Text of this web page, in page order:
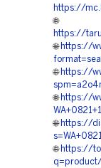
https://
🌐
https://
🌐 https://
🌐 https://
🌐 https://
🌐 https://
🌐 https://
q=product/